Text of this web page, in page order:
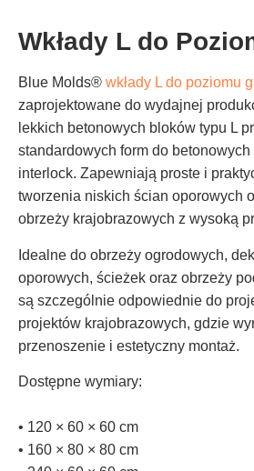
Wkłady L do
Blue Molds® wkłady L do poziomu
zaprojektowane do wydajnej
lekkich betonowych bloków typu L
standardowych form do
interlock. Zapewniają proste i
tworzenia niskich ścian oporowych
obrzeży krajobrazowych z wysoką
Idealne do obrzeży ogrodowych,
oporowych, ścieżek oraz obrzeży
są szczególnie odpowiednie do
projektów krajobrazowych, gdzie
przenoszenie i estetyczny montaż.
Dostępne wymiary:
• 120 × 60 × 60 cm
• 160 × 80 × 80 cm